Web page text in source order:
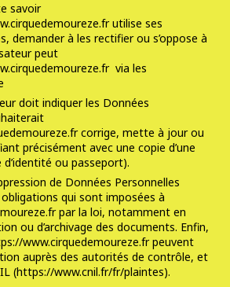
savoir
utilise ses
demander à les rectifier ou s’oppose à
peut
via les
doit indiquer les Données
corrige, mette à jour ou
précisément avec une copie d’une
d’identité ou passeport).
de Données Personnelles
qui sont imposées à
par la loi, notamment en
ou d’archivage des documents. Enfin,
www.cirquedemoureze.fr peuvent
auprès des autorités de contrôle, et
(https://www.cnil.fr/fr/plaintes).